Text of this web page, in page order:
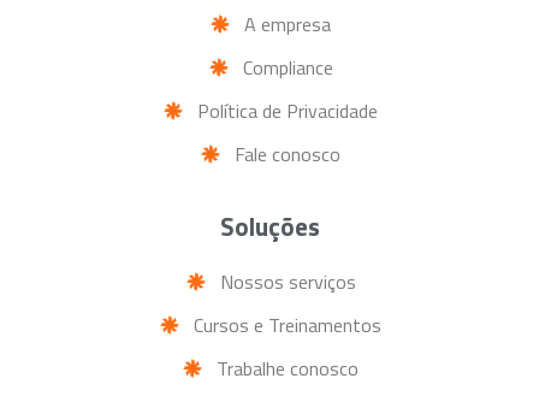
A empresa
Compliance
Política de Privacidade
Fale conosco
Soluções
Nossos serviços
Cursos e Treinamentos
Trabalhe conosco